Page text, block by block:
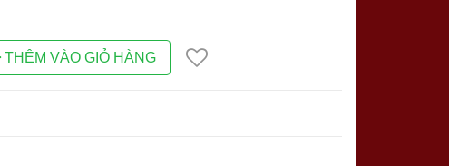
THÊM VÀO GIỎ HÀNG